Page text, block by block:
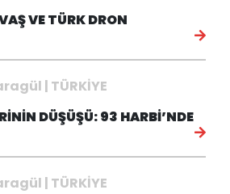
VE TÜRK DRON
| TÜRKİYE
DÜŞÜŞÜ: 93 HARBİ’NDE
| TÜRKİYE